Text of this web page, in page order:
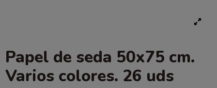
Papel de seda 50x75 cm.
Varios colores. 26 uds